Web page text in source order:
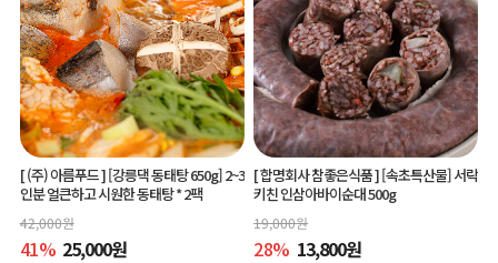
[ (주) 아름푸드 ][강릉댁 동태탕 650g] 2~3
인분 얼큰하고 시원한 동태탕 * 2팩
42,000원
41% 25,000원
[ 합명회사 참좋은식품 ][속초특산물] 서락
키친 인삼아바이순대 500g
19,000원
28% 13,800원